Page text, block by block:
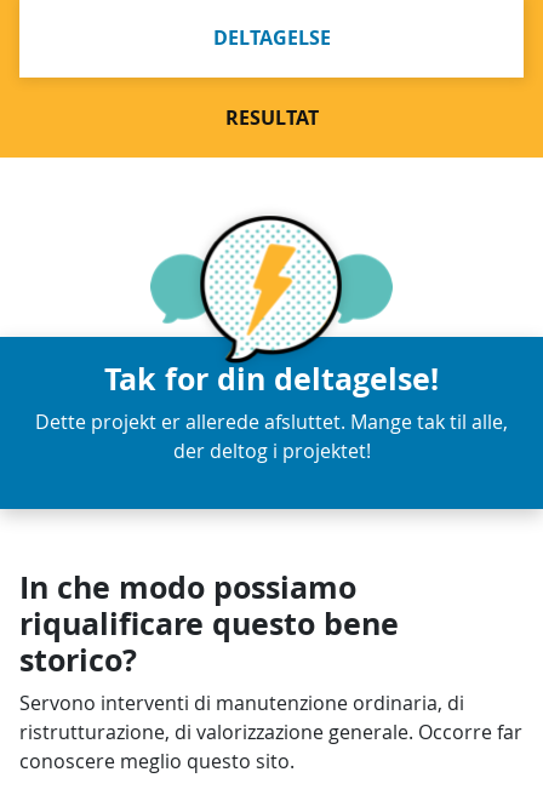
DELTAGELSE
RESULTAT
Tak for din deltagelse!
Dette projekt er allerede afsluttet. Mange tak til alle,
der deltog i projektet!
In che modo possiamo
riqualificare questo bene
storico?
Servono interventi di manutenzione ordinaria, di
ristrutturazione, di valorizzazione generale. Occorre far
conoscere meglio questo sito.